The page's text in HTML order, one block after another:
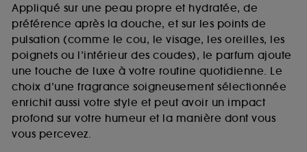
Appliqué sur une peau propre et hydratée, de
préférence après la douche, et sur les points de
pulsation (comme le cou, le visage, les oreilles, les
poignets ou l’intérieur des coudes), le parfum ajoute
une touche de luxe à votre routine quotidienne. Le
choix d’une fragrance soigneusement sélectionnée
enrichit aussi votre style et peut avoir un impact
profond sur votre humeur et la manière dont vous
vous percevez.
Cookies fonctionnels :il s’agit de cookies
permettant l’affichage et/ou la fourniture de
certaines fonctionnalités du site, tel que les
cookies d’authentification qui sont utilisés afin de
vous faire bénéficier de l’authentification
prolongée vous permettant d’accéder à votre
compte lors de votre prochaine visite sur le site
sans saisir à nouveau votre identifiant et mot de
passe.